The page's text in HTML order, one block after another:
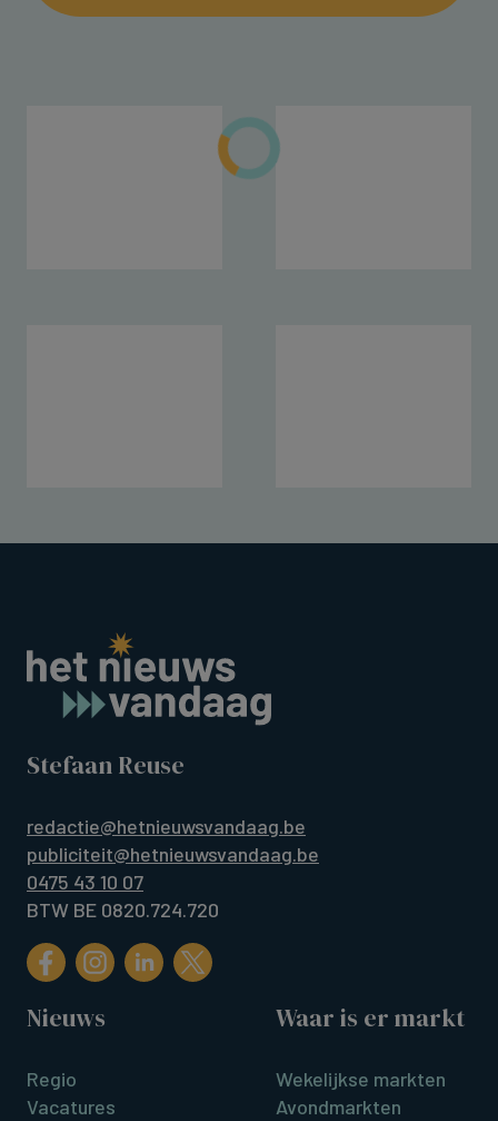
Stefaan Reuse
redactie@hetnieuwsvandaag.be
publiciteit@hetnieuwsvandaag.be
0475 43 10 07
BTW BE 0820.724.720
Nieuws
Regio
Vacatures
Waar is er markt
Wekelijkse markten
Avondmarkten